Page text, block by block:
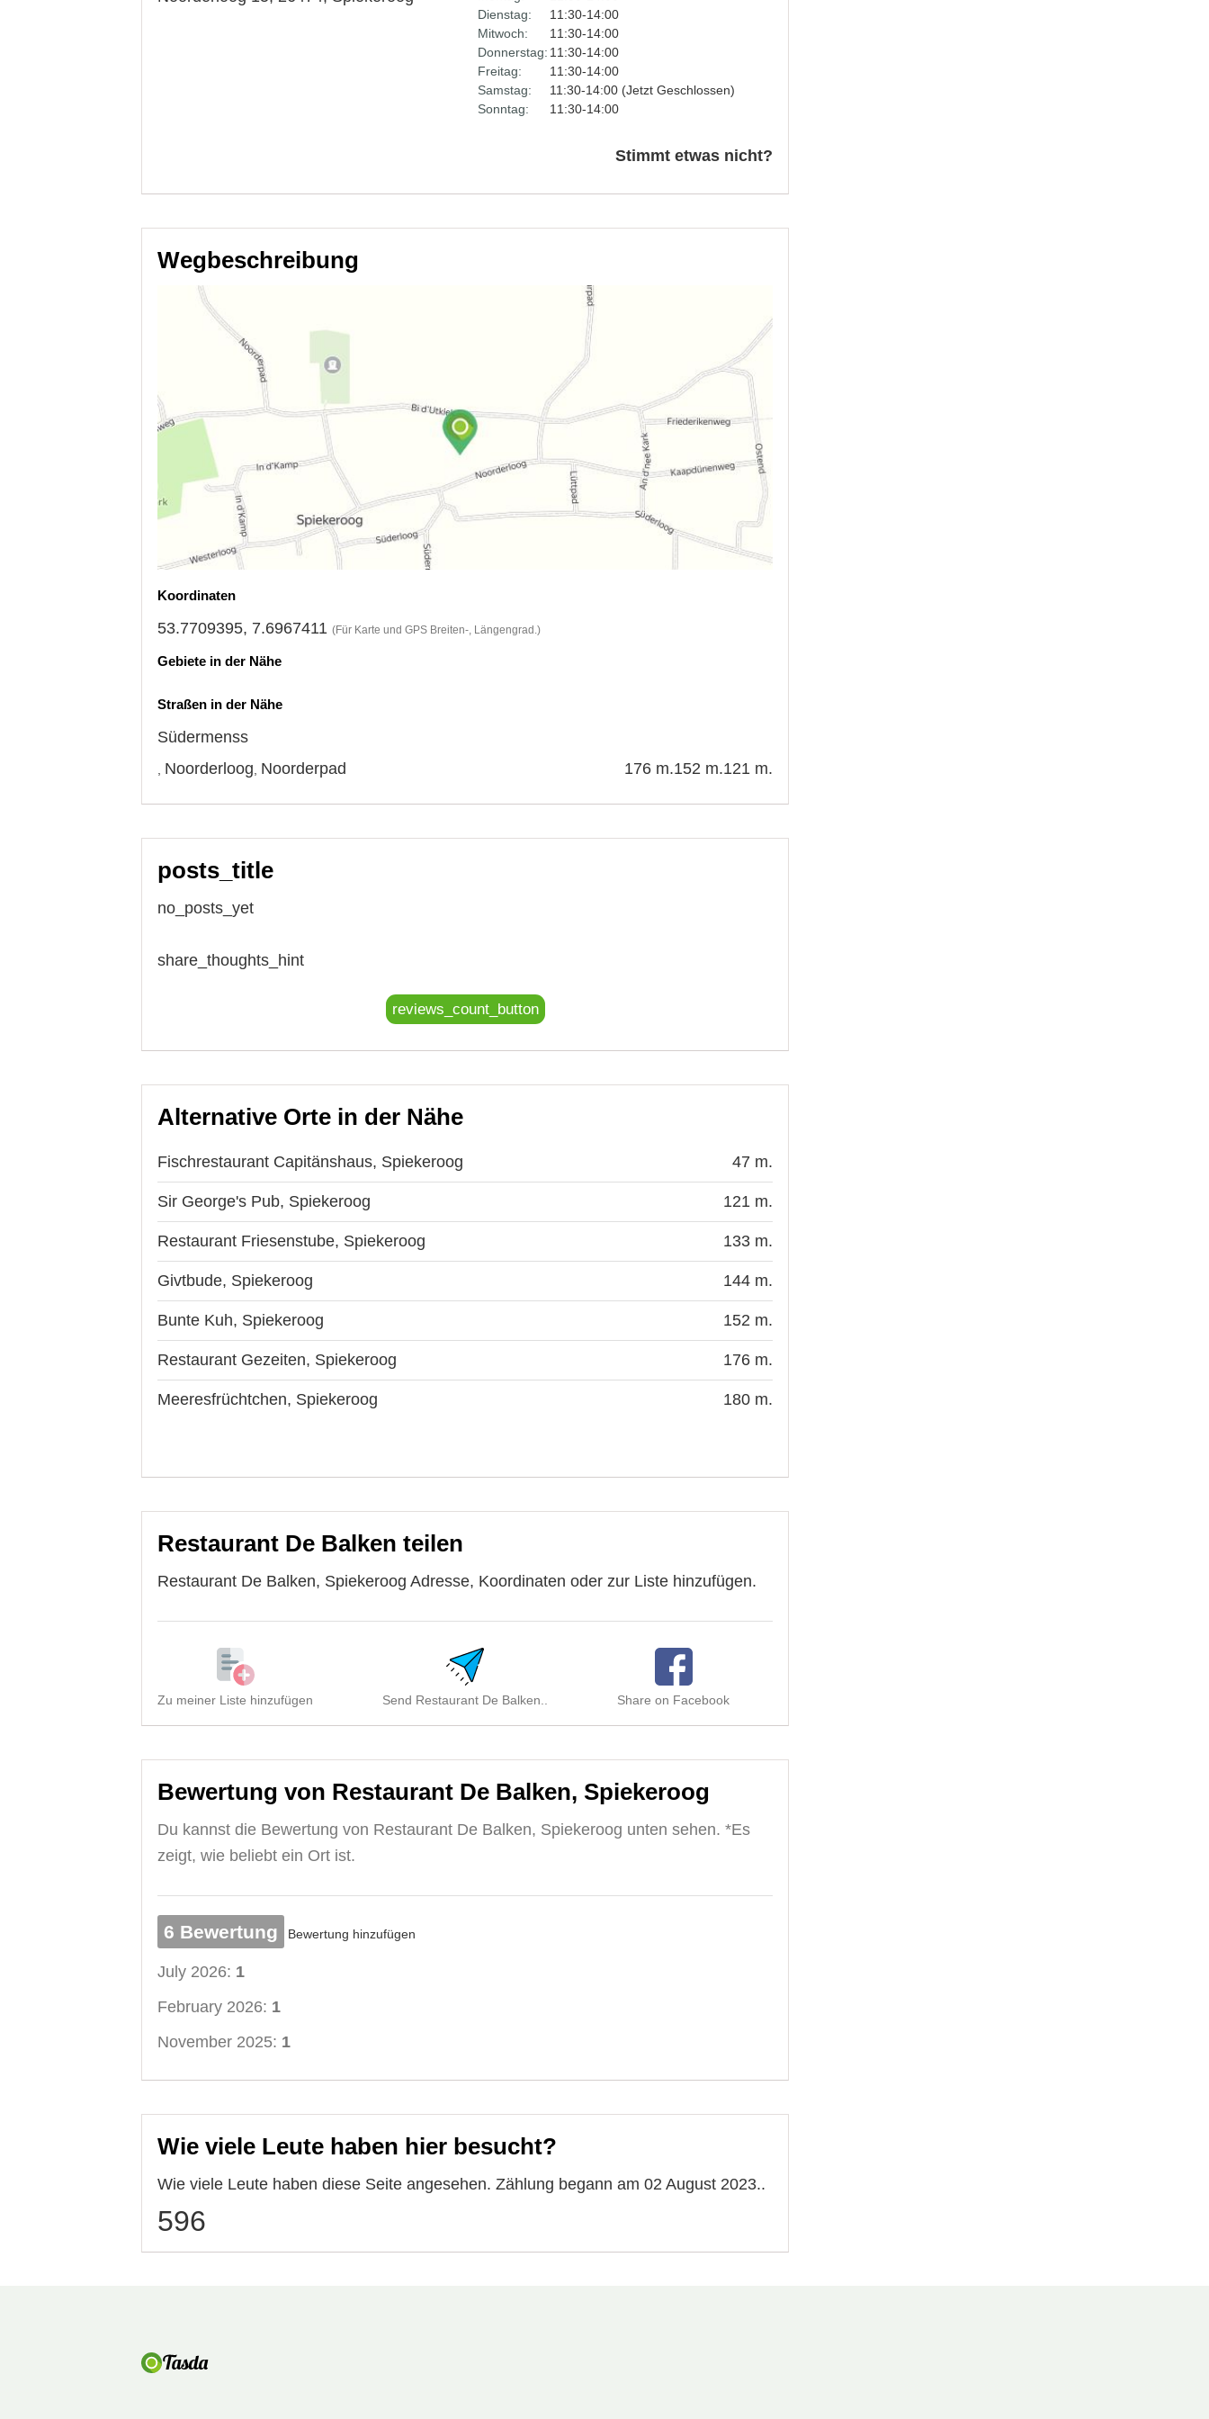
Dienstag:
11:30-14:00
Mitwoch:
11:30-14:00
Donnerstag: 11:30-14:00
Freitag:
11:30-14:00
Samstag:
11:30-14:00 (Jetzt Geschlossen)
Sonntag:
11:30-14:00
Stimmt etwas nicht?
Wegbeschreibung
Koordinaten
53.7709395, 7.6967411 (Für Karte und GPS Breiten-, Längengrad.)
Gebiete in der Nähe
Straßen in der Nähe
Südermenss
121 m.
Noorderloog 152 m.
Noorderpad 176 m.
posts_title
no_posts_yet
share_thoughts_hint
reviews_count_button
Alternative Orte in der Nähe
Fischrestaurant Capitänshaus, Spiekeroog 47 m.
Sir George's Pub, Spiekeroog 121 m.
Restaurant Friesenstube, Spiekeroog 133 m.
Givtbude, Spiekeroog 144 m.
Bunte Kuh, Spiekeroog 152 m.
Restaurant Gezeiten, Spiekeroog 176 m.
Meeresfrüchtchen, Spiekeroog 180 m.
Restaurant De Balken teilen
Restaurant De Balken, Spiekeroog Adresse, Koordinaten oder zur Liste hinzufügen.
Zu meiner Liste hinzufügen Send Restaurant De Balken.. Share on Facebook
Bewertung von Restaurant De Balken, Spiekeroog
Du kannst die Bewertung von Restaurant De Balken, Spiekeroog unten sehen. *Es
zeigt, wie beliebt ein Ort ist.
6 Bewertung Bewertung hinzufügen
July 2026: 1
February 2026: 1
November 2025: 1
Wie viele Leute haben hier besucht?
Wie viele Leute haben diese Seite angesehen. Zählung begann am 02 August 2023..
596